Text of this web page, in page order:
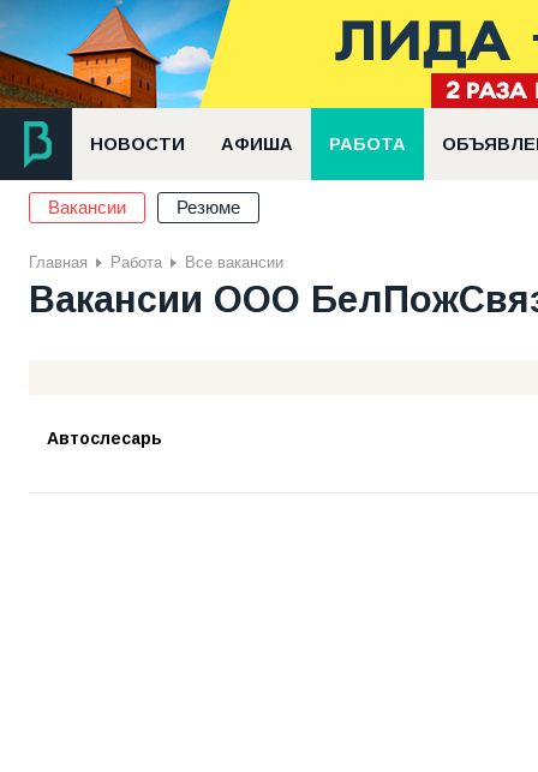
НОВОСТИ АФИША РАБОТА
Вакансии Резюме
Главная Работа Все вакансии
Вакансии ООО
Автослесарь